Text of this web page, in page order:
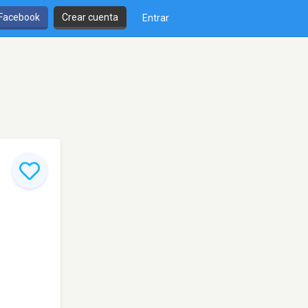
Crear cuenta Entrar